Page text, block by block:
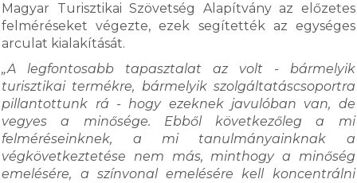
Magyar Turisztikai Szövetség Alapítvány az előzetes
felméréseket végezte, ezek segítették az egységes
arculat kialakítását.
„A legfontosabb tapasztalat az volt - bármelyik
turisztikai termékre, bármelyik szolgáltatáscsoportra
pillantottunk rá - hogy ezeknek javulóban van, de
vegyes a minősége. Ebből következőleg a mi
felméréseinknek, a mi tanulmányainknak a
végkövetkeztetése nem más, minthogy a minőség
emelésére, a színvonal emelésére kell koncentrálni